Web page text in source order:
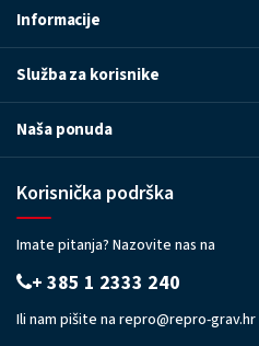
Informacije
Služba za korisnike
Naša ponuda
Korisnička podrška
Imate pitanja? Nazovite nas na
+ 385 1 2333 240
Ili nam pišite na repro@repro-grav.hr